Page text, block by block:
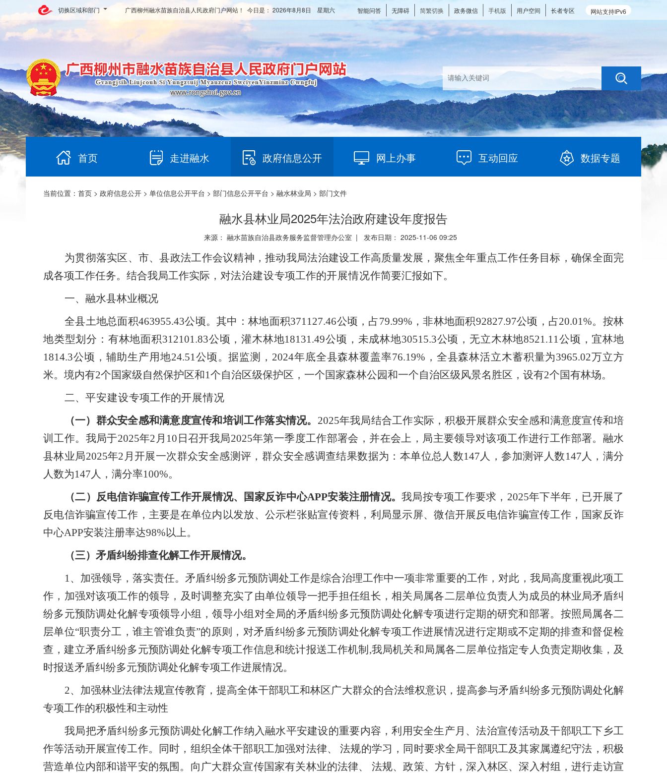
切换区域和部门 网站支持IPv6
智能问答 无障碍 简繁切换 政务微信 手机版 用户空间 长者专区
广西柳州融水苗族自治县人民政府门户网站！ 今日是： 2026年8月8日 星期六
首页 走进融水 政府信息公开 网上办事 互动回应 数据专题
当前位置： 首页 > 政府信息公开 > 单位信息公开平台 > 部门信息公开平台 > 融水林业局 > 部门文件
融水县林业局2025年法治政府建设年度报告
来源： 融水苗族自治县政务服务监督管理办公室 | 发布日期： 2025-11-06 09:25
为贯彻落实区、市、县政法工作会议精神，推动我局法治建设工作高质量发展 ，聚焦全年重点工作任务目标，确保全面完
成各项工作任务。 结合我局工作实际，对法治建设专项工作的开展情况作简要汇报如下。
一、融水县林业概况
全县土地总面积463955.43公顷。其中：林地面积371127.46公顷，占79.99% ，非林地面积92827.97公顷，占20.01%。按林
地类型划分：有林地面积312101.83公顷，灌木林地18131.49公顷，未成林地30515.3公顷，无立木林地8521.11公顷，宜林地
1814.3公顷，辅助生产用地24.51公顷。据监测， 2024年底全县森林覆盖率76.19% ，全县森林活立木蓄积量为3965.02万立方
米。境内有2个国家级自然保护区和1个自治区级保护区，一个国家森林公园和一个自治区级风景名胜区，设有2个国有林场。
二、 平安建设专项工作的开展情况
（一） 群众安全感和满意度宣传和培训工作落实情况。 2025年我局结合工作实际，积极开展群众安全感和满意度宣传和培
训工作。 我局于2025年2 月 10 日召开我局2025年第一季度工作部署会，并在会上，局主要领导对该项工作进行工作部署。 融水
县林业局2025年2 月开展一次群众安全感测评 ， 群众安全感调查结果数据为：本单位总人数147人，参加测评人数147人，满分
人数为147人，满分率100%。
（二） 反电信诈骗宣传工作开展情况、 国家反诈中心APP安装注册情况。我局按专项工作要求， 2025年下半年，已开展了
反电信诈骗宣传工作 ， 主要是在单位内以发放、公示栏张贴宣传资料，利局显示屏、微信开展反电信诈骗宣传工作， 国家反诈
中心APP安装注册率达98%以上。
（三） 矛盾纠纷排查化解工作开展情况。
1、 加强领导，落实责任。 矛盾纠纷多元预防调处工作是综合治理工作中一项非常重要的工作，对此，我局高度重视此项工
作，加强对该项工作的领导，及时调整充实了由单位领导一把手担任组长，相关局属各二层单位负责人为成员的林业局矛盾纠
纷多元预防调处化解专项领导小组，领导小组对全局的矛盾纠纷多元预防调处化解专项进行定期的研究和部署。按照局属各二
层单位“职责分工，谁主管谁负责”的原则，对矛盾纠纷多元预防调处化解专项工作进展情况进行定期或不定期的排查和督促检
查，建立矛盾纠纷多元预防调处化解专项工作信息和统计报送工作机制 ,我局机关和局属各二层单位指定专人负责定期收集，及
时报送矛盾纠纷多元预防调处化解专项工作进展情况。
2、 加强林业法律法规宣传教育，提高全体干部职工和林区广大群众的合法维权意识，提高参与矛盾纠纷多元预防调处化解
专项工作的积极性和主动性
我局把矛盾纠纷多元预防调处化解工作纳入融水平安建设的重要内容，利用安全生产月、法治宣传活动及干部职工下乡工
作等活动开展宣传工作。同时，组织全体干部职工加强对法律、
法规的学习，同时要求全局干部职工及其家属遵纪守法，积极
营造单位内部和谐平安的氛围。向广大群众宣传国家有关林业的法律、
法规、政策、方针，深入林区、深入村组，进行走访宣